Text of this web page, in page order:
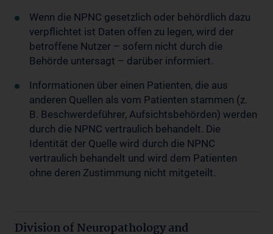
Wenn die NPNC gesetzlich oder behördlich dazu
verpflichtet ist Daten offen zu legen, wird der
betroffene Nutzer – sofern nicht durch die
Behörde untersagt – darüber informiert.
Informationen über einen Patienten, die aus
anderen Quellen als vom Patienten stammen (z.
B. Beschwerde­führer, Aufsichtsbehörden) werden
durch die NPNC vertraulich behandelt. Die
Identität der Quelle wird durch die NPNC
vertraulich behandelt und wird dem Patienten
ohne deren Zustimmung nicht mitgeteilt.
Division of Neuropathology and